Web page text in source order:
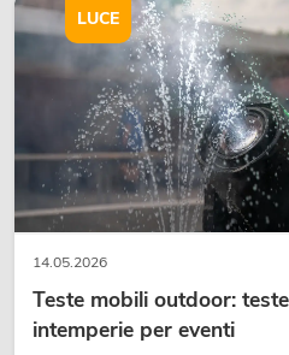
14.05.2026
Teste mobili outdoor:
intemperie per eventi
LUCE